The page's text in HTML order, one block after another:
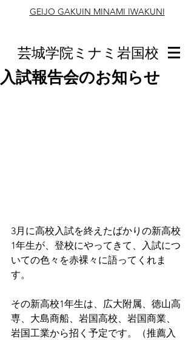
GEIJO GAKUIN MINAMI IWAKUNI
芸城学院ミナミ岩国校
入試報告会のお知らせ
3月に高校入試を終えたばかりの新高校
1年生が、登校にやってきて、入試につ
いての色々を赤裸々に語ってくれま
す。
その新高校1年生は、広大附属、徳山高
専、大島商船、岩国高校、岩国商業、
岩国工業から招く予定です。（推薦入